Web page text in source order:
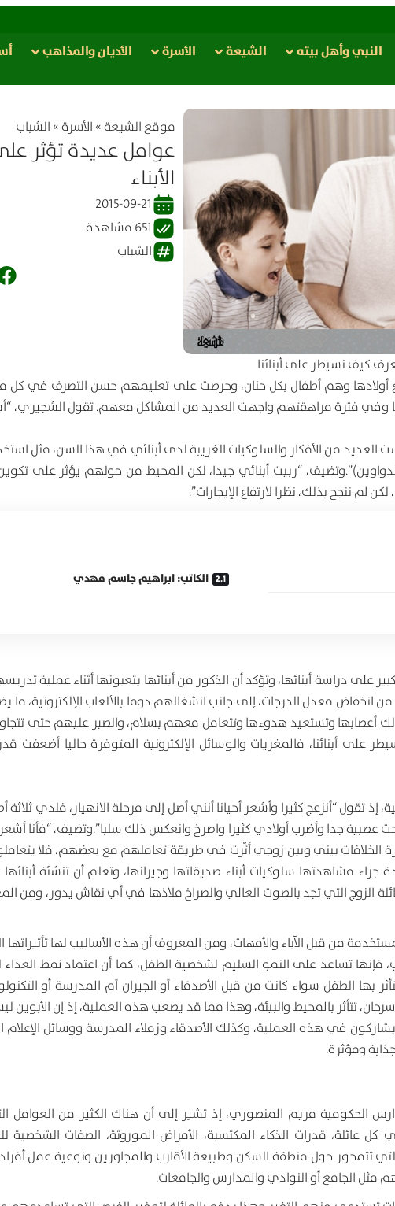
النبي وأهل بيته الشيعة الأسرة الأدیان والمذاهب
موقع الشیعة» الأسرة» الشباب
عوامل عديدة تؤثر
الأبناء
2015-09-21
651 مشاهدة
الشباب
كيف نسيطر على أبنائنا
خلود الشجيري/۴۲ سنة ، مع أولادها وهم أطفال بكل حنان، وحرصت على تعليمهم حسن التصرف
وفي فترة مراهقتهم واجهت العديد من المشاكل معهم. تقول
العديد من الأفكار والسلوكيات الغريبة لدى أبنائي في هذا السن، مثل
“ربيت أبنائي جيدا، لكن المحيط من حولهم يؤثر على
ننجح بذلك، نظرا لارتفاع الإيجارات”.
الكاتب: ابراهيم جاسم مهدي
تحرص بشكل كبير على دراسة أبنائها، وتؤكد أن الذكور من أبنائها يتعبونها أثناء عملية
معدل الدرجات، إلى جانب انشغالهم دوما بالألعاب الإلكترونية، ما
أعصابها وتستعيد هدوءها وتتعامل معهم بسلام، والصبر عليهم حتى
أبنائنا، فالمغريات والوسائل الإلكترونية المتوفرة حاليا أضعفت
مع التربية، إذ تقول “أنزعج كثيرا وأشعر أحيانا أنني أصل إلى مرحلة الانهيار، فلدي
جدا وأضرب أولادي كثيرا واصرخ وانعكس ذلك سلبا”.وتضيف، “فأنا
الخلافات بيني وبين زوجي أثّرت في طريقة تعاملهم مع بعضهم، فلا
مشاهدتها سلوكيات أبناء صديقاتها وجيرانها، وتعلم أن تنشئة
الزوج التي تجد بالصوت العالي والصراخ ملاذها في أي نقاش يدور، ومن
من قبل الآباء والأمهات، ومن المعروف أن هذه الأساليب لها تأثيراتها
فإنها تساعد على النمو السليم لشخصية الطفل، كما أن اعتماد نمط
بها الطفل سواء كانت من قبل الأصدقاء أو الجيران أم المدرسة أو
تتأثر بالمحيط والبيئة، وهذا مما قد يصعب هذه العملية، إذ إن الأبوين
يشاركون في هذه العملية، وكذلك الأصدقاء وزملاء المدرسة ووسائل
ومؤثرة.
الحكومية مريم المنصوري، إذ تشير إلى أن هناك الكثير من العوامل
كل عائلة، قدرات الذكاء المكتسبة، الأمراض الموروثة، الصفات الشخصية
تتمحور حول منطقة السكن وطبيعة الأقارب والمجاورين ونوعية عمل أفراد
مثل الجامع أو النوادي والمدارس والجامعات.